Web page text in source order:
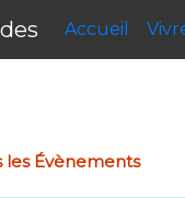
Accueil
les Évènements